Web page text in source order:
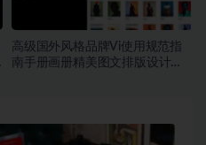
高级国外风格品牌Vi使用规范指
南手册画册精美图文排版设计